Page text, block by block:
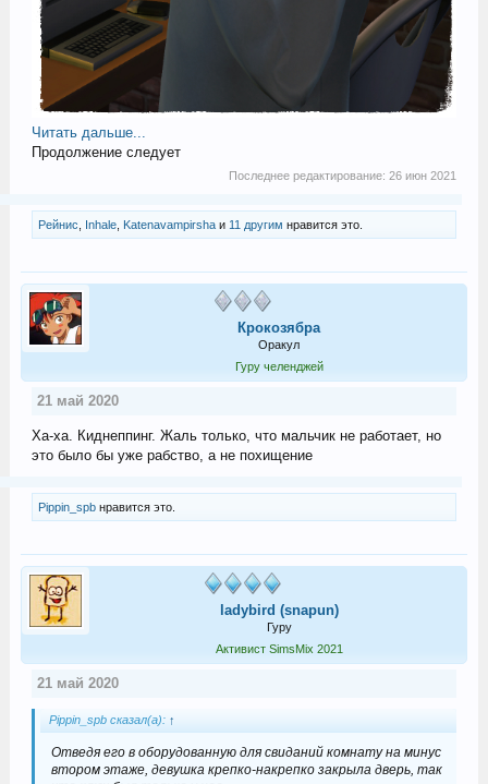
Читать дальше...
Продолжение следует
Последнее редактирование:26 июн 2021
Рейнис Inhale, Katenavampirshaи 11 другим нравится это.
Крокозябра
Оракул
Гуру челенджей
21 май 2020
Ха-ха. Киднеппинг. Жаль только, что мальчик не работает, но
это было бы уже рабство, а не похищение
Pippin_spbнравится это.
ladybird (snapun)
Гуру
Активист SimsMix 2021
21 май 2020
Pippin_spb сказал(а): ↑
Отведя его в оборудованную для свиданий комнату на минус
втором этаже, девушка крепко-накрепко закрыла дверь, так